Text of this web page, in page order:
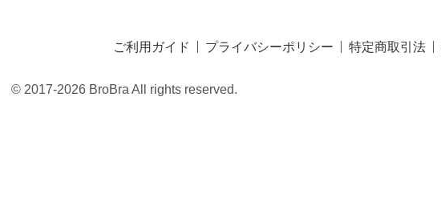
ご利用ガイド プライバシーポリシー 特定商取引法
© 2017-2026 BroBra All rights reserved.